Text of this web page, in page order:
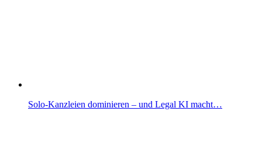
Solo-Kanzleien dominieren – und Legal KI macht…